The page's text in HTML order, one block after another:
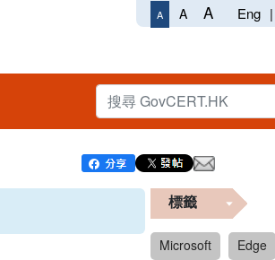
A A A Eng |
標籤
Microsoft
Edge